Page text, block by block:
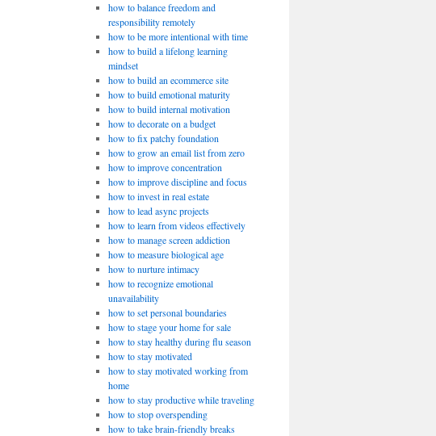
how to balance freedom and
responsibility remotely
how to be more intentional with time
how to build a lifelong learning
mindset
how to build an ecommerce site
how to build emotional maturity
how to build internal motivation
how to decorate on a budget
how to fix patchy foundation
how to grow an email list from zero
how to improve concentration
how to improve discipline and focus
how to invest in real estate
how to lead async projects
how to learn from videos effectively
how to manage screen addiction
how to measure biological age
how to nurture intimacy
how to recognize emotional
unavailability
how to set personal boundaries
how to stage your home for sale
how to stay healthy during flu season
how to stay motivated
how to stay motivated working from
home
how to stay productive while traveling
how to stop overspending
how to take brain-friendly breaks